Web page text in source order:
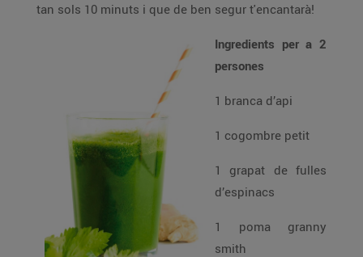
tan sols 10 minuts i que de ben segur t'encantarà!
Ingredients per a 2
persones
1 branca d’api
1 cogombre petit
1 grapat de fulles
d’espinacs
1 poma granny
smith